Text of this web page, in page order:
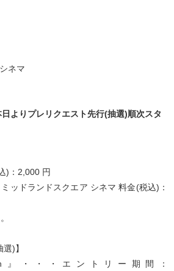
ネマ
よりプレリクエスト先行(抽選)順次スタ
)：2,000 円
ッドランドスクエア シネマ 料金(税込)：
)】
』・・・エントリー期間：